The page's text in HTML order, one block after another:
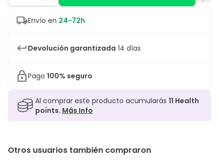
Envío en 24-72h
Devolución garantizada 14 días
Pago 100% seguro
Al comprar este producto acumularás 11 Health
points. Más Info
Otros usuarios también compraron